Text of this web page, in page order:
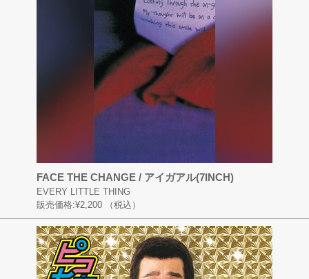
FACE THE CHANGE / アイガアル(7INCH)
EVERY LITTLE THING
販売価格:¥2,200 （税込）